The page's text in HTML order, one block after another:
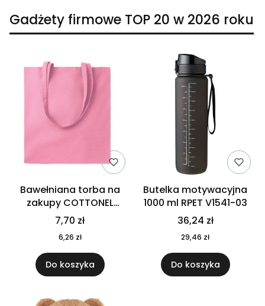
Gadżety firmowe TOP 20 w 2026 roku
Bawełniana torba na
zakupy COTTONEL
COLOUR++ MO9846-11
7,70 zł
6,26 zł
Do koszyka
Butelka motywacyjna
1000 ml RPET V1541-03
36,24 zł
29,46 zł
Do koszyka